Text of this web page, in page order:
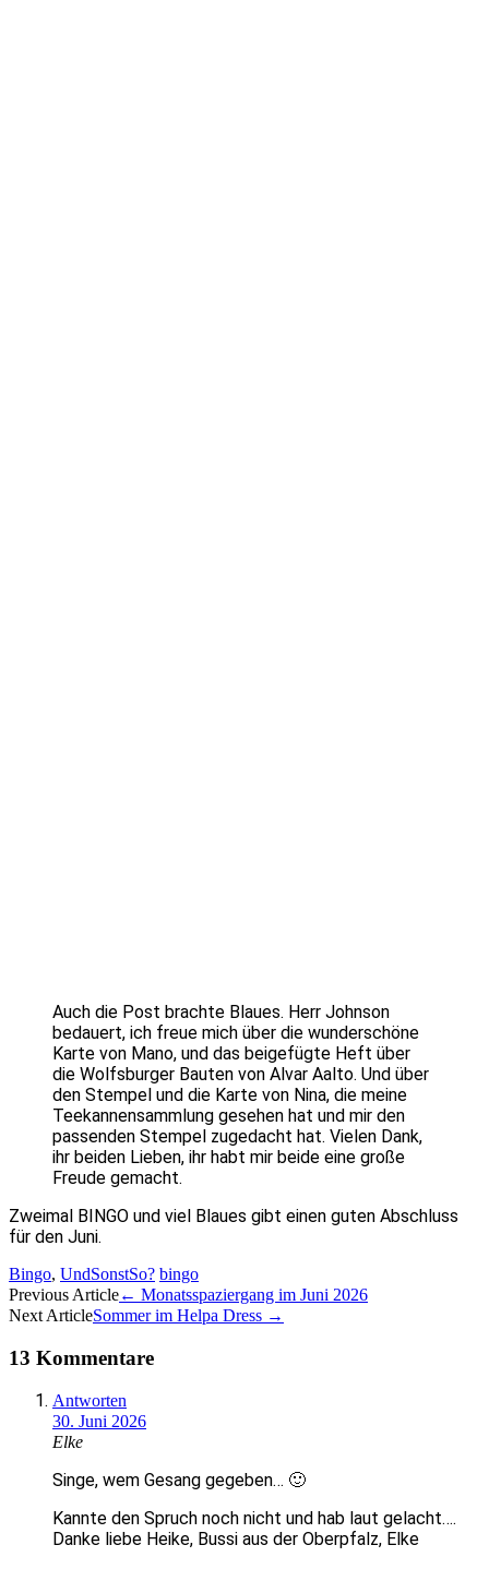
Auch die Post brachte Blaues. Herr Johnson
bedauert, ich freue mich über die wunderschöne
Karte von Mano, und das beigefügte Heft über
die Wolfsburger Bauten von Alvar Aalto. Und über
den Stempel und die Karte von Nina, die meine
Teekannensammlung gesehen hat und mir den
passenden Stempel zugedacht hat. Vielen Dank,
ihr beiden Lieben, ihr habt mir beide eine große
Freude gemacht.
Zweimal BINGO und viel Blaues gibt einen guten Abschluss
für den Juni.
Bingo, UndSonstSo? bingo
Artikel-
Navigation
Previous Article← Monatsspaziergang im Juni 2026
Next ArticleSommer im Helpa Dress →
13 Kommentare
Antworten
30. Juni 2026
Elke
Singe, wem Gesang gegeben… 🙂
Kannte den Spruch noch nicht und hab laut gelacht….
Danke liebe Heike, Bussi aus der Oberpfalz, Elke